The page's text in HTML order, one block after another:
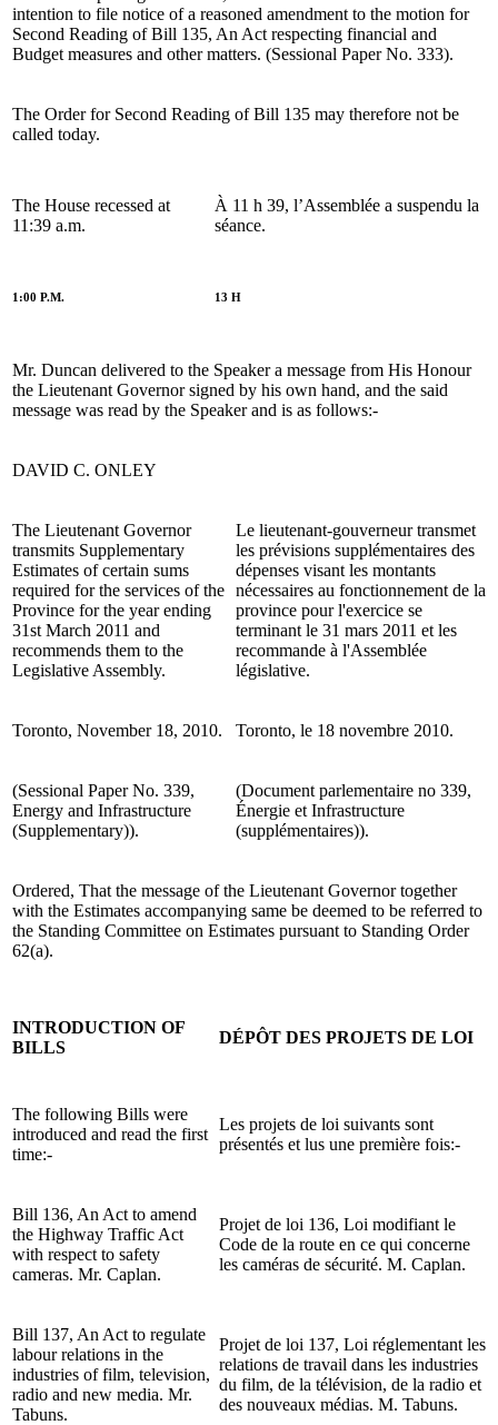
intention to file notice of a reasoned amendment to the motion for
Second Reading of Bill 135, An Act respecting financial and
Budget measures and other matters. (Sessional Paper No. 333).
The Order for Second Reading of Bill 135 may therefore not be
called today.
The House recessed at
11:39 a.m.
À 11 h 39, l’Assemblée a suspendu la
séance.
1:00 P.M. 13 H
Mr. Duncan delivered to the Speaker a message from His Honour
the Lieutenant Governor signed by his own hand, and the said
message was read by the Speaker and is as follows:-
DAVID C. ONLEY
The Lieutenant Governor
transmits Supplementary
Estimates of certain sums
required for the services of the
Province for the year ending
31st March 2011 and
recommends them to the
Legislative Assembly.
Le lieutenant-gouverneur transmet
les prévisions supplémentaires des
dépenses visant les montants
nécessaires au fonctionnement de la
province pour l'exercice se
terminant le 31 mars 2011 et les
recommande à l'Assemblée
législative.
Toronto, November 18, 2010. Toronto, le 18 novembre 2010.
(Sessional Paper No. 339,
Energy and Infrastructure
(Supplementary)).
(Document parlementaire no 339,
Énergie et Infrastructure
(supplémentaires)).
Ordered, That the message of the Lieutenant Governor together
with the Estimates accompanying same be deemed to be referred to
the Standing Committee on Estimates pursuant to Standing Order
62(a).
INTRODUCTION OF
BILLS
DÉPÔT DES PROJETS DE LOI
The following Bills were
introduced and read the first
time:-
Les projets de loi suivants sont
présentés et lus une première fois:-
Bill 136, An Act to amend
the Highway Traffic Act
with respect to safety
cameras. Mr. Caplan.
Projet de loi 136, Loi modifiant le
Code de la route en ce qui concerne
les caméras de sécurité. M. Caplan.
Bill 137, An Act to regulate
labour relations in the
industries of film, television,
radio and new media. Mr.
Tabuns.
Projet de loi 137, Loi réglementant les
relations de travail dans les industries
du film, de la télévision, de la radio et
des nouveaux médias. M. Tabuns.